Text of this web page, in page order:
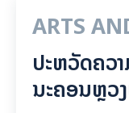
ARTS
ປະຫວັດຄວ
ນະຄອນຫຼວ